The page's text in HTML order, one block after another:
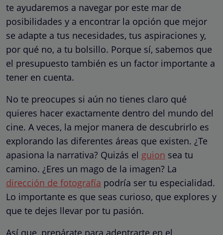
te ayudaremos a navegar por este mar de
posibilidades y a encontrar la opción que mejor
se adapte a tus necesidades, tus aspiraciones y,
por qué no, a tu bolsillo. Porque sí, sabemos que
el presupuesto también es un factor importante a
tener en cuenta.
No te preocupes si aún no tienes claro qué
quieres hacer exactamente dentro del mundo del
cine. A veces, la mejor manera de descubrirlo es
explorando las diferentes áreas que existen. ¿Te
apasiona la narrativa? Quizás el guion sea tu
camino. ¿Eres un mago de la imagen? La
dirección de fotografía podría ser tu especialidad.
Lo importante es que seas curioso, que explores y
que te dejes llevar por tu pasión.
Así que, prepárate para adentrarte en el